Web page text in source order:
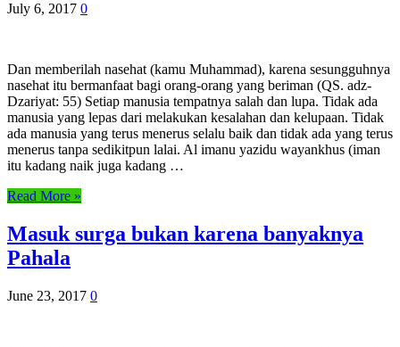
July 6, 2017 0
Dan memberilah nasehat (kamu Muhammad), karena sesungguhnya
nasehat itu bermanfaat bagi orang-orang yang beriman (QS. adz-
Dzariyat: 55) Setiap manusia tempatnya salah dan lupa. Tidak ada
manusia yang lepas dari melakukan kesalahan dan kelupaan. Tidak
ada manusia yang terus menerus selalu baik dan tidak ada yang terus
menerus tanpa sedikitpun lalai. Al imanu yazidu wayankhus (iman
itu kadang naik juga kadang …
Read More »
Masuk surga bukan karena banyaknya
Pahala
June 23, 2017 0